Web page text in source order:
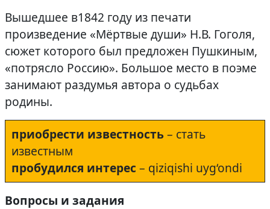
Вышедшее в1842 году из печати
произведение «Мёртвые души» Н.В. Гоголя,
сюжет которого был предложен Пушкиным,
«потрясло Россию». Большое место в поэме
занимают раздумья автора о судьбах
родины.
приобрести известность – стать
известным
пробудился интерес – qiziqishi uyg‘ondi
Вопросы и задания